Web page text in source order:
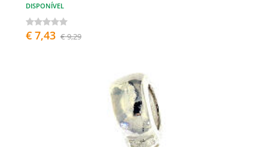
DISPONÍVEL
€ 7,43 € 9,29